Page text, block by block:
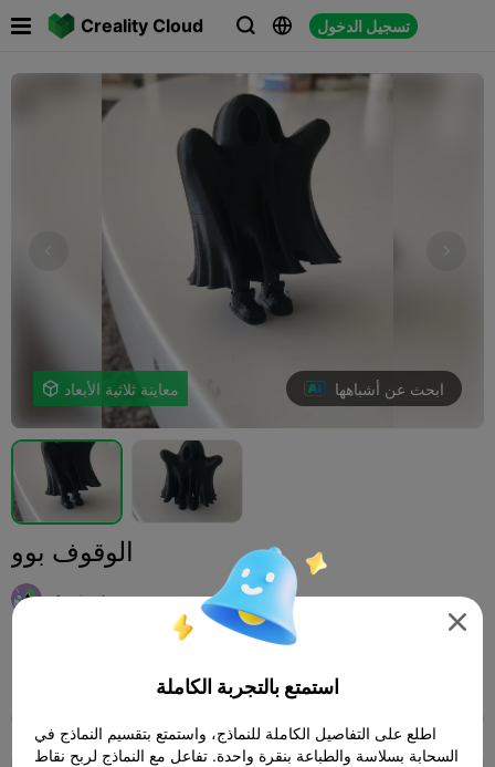
Creality Cloud   تسجيل الدخول

 معاينة ثلاثية الأبعاد ابحث عن أشباهها
الوقوف بوو
Aysteel

استمتع بالتجربة الكاملة
اطلع على التفاصيل الكاملة للنماذج، واستمتع بتقسيم النماذج في
السحابة بسلاسة والطباعة بنقرة واحدة. تفاعل مع النماذج لربح نقاط